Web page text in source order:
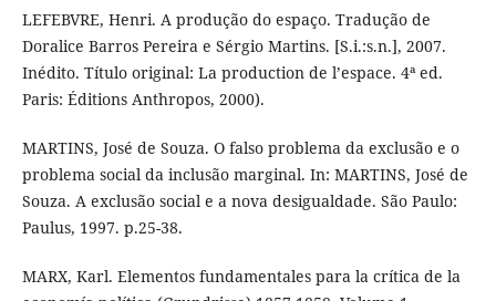
LEFEBVRE, Henri. A produção do espaço. Tradução de
Doralice Barros Pereira e Sérgio Martins. [S.i.:s.n.], 2007.
Inédito. Título original: La production de l’espace. 4ª ed.
Paris: Éditions Anthropos, 2000).
MARTINS, José de Souza. O falso problema da exclusão e o
problema social da inclusão marginal. In: MARTINS, José de
Souza. A exclusão social e a nova desigualdade. São Paulo:
Paulus, 1997. p.25-38.
MARX, Karl. Elementos fundamentales para la crítica de la